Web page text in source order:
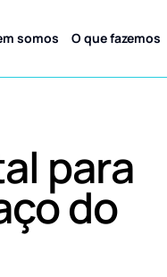
somos O que fazemos
para
do